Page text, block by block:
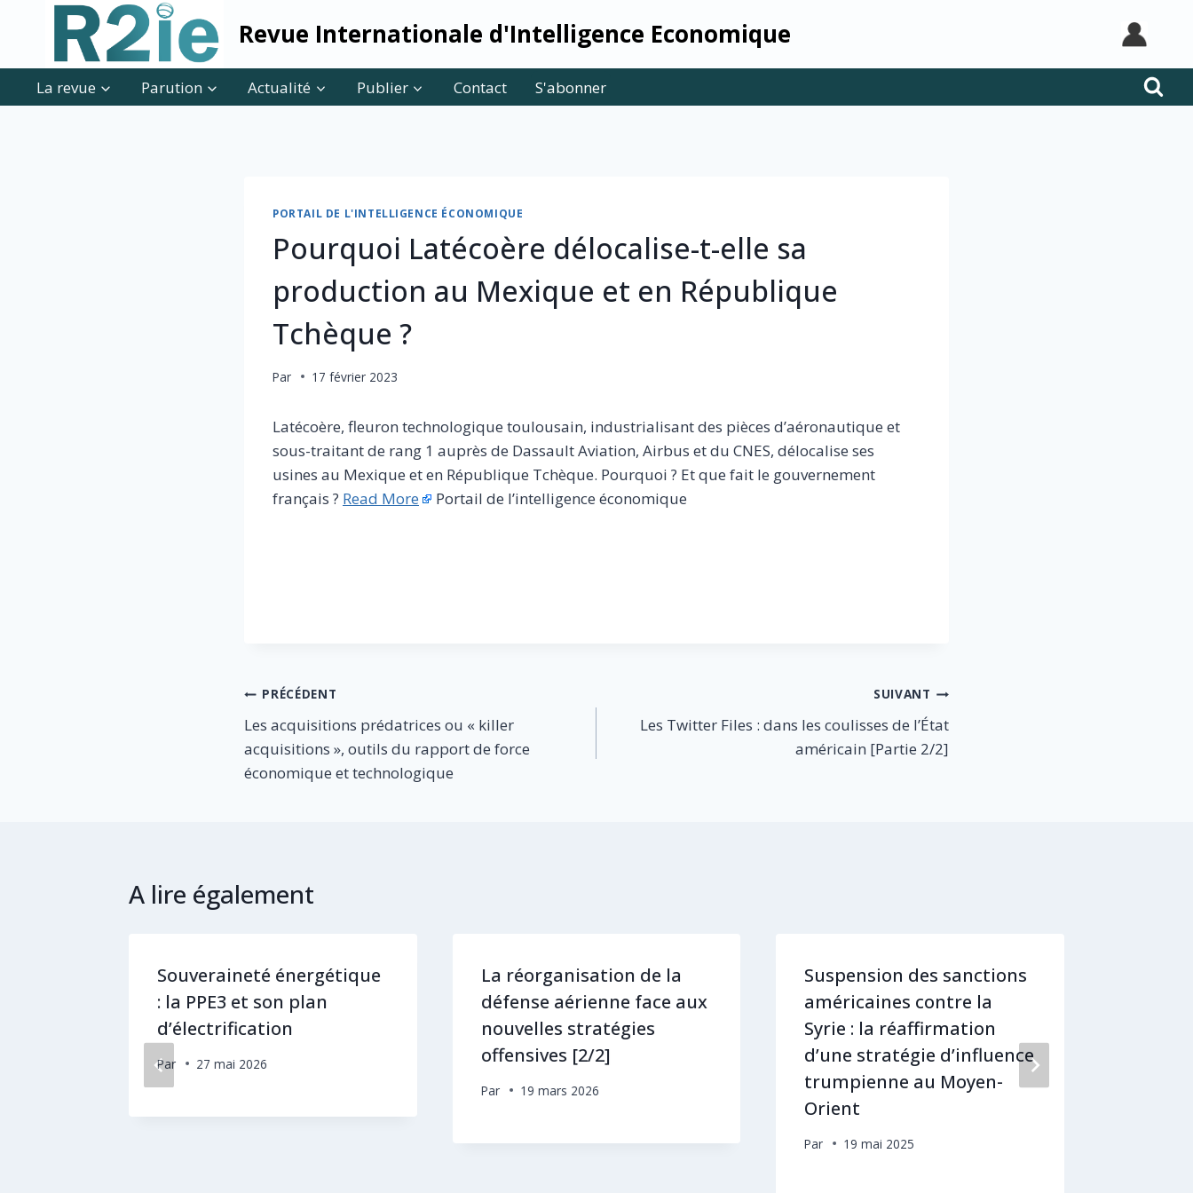
Revue Internationale d'Intelligence Economique
La revue Parution Actualité Publier Contact S'abonner
PORTAIL DE L'INTELLIGENCE ÉCONOMIQUE
Pourquoi Latécoère délocalise-t-elle sa
production au Mexique et en République
Tchèque ?
Par 17 février 2023
Latécoère, fleuron technologique toulousain, industrialisant des pièces d’aéronautique et
sous-traitant de rang 1 auprès de Dassault Aviation, Airbus et du CNES, délocalise ses
usines au Mexique et en République Tchèque. Pourquoi ? Et que fait le gouvernement
français ? Read More Portail de l’intelligence économique
Navigation
de
l’article
PRÉCÉDENT
Les acquisitions prédatrices ou « killer
acquisitions », outils du rapport de force
économique et technologique
SUIVANT
Les Twitter Files : dans les coulisses de l’État
américain [Partie 2/2]
A lire également
Souveraineté énergétique
: la PPE3 et son plan
d’électrification
Par 27 mai 2026
La réorganisation de la
défense aérienne face aux
nouvelles stratégies
offensives [2/2]
Par 19 mars 2026
Suspension des sanctions
américaines contre la
Syrie : la réaffirmation
d’une stratégie d’influence
trumpienne au Moyen-
Orient
Par 19 mai 2025